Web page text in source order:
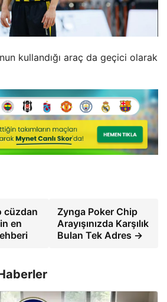
kullandığı araç da geçici olarak
cüzdan
en
Zynga Poker Chip
Arayışınızda Karşılık
Bulan Tek Adres →